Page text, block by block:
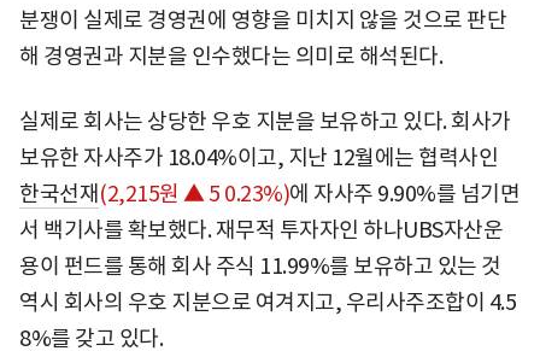
분쟁이 실제로 경영권에 영향을 미치지 않을 것으로 판단
해 경영권과 지분을 인수했다는 의미로 해석된다.
실제로 회사는 상당한 우호 지분을 보유하고 있다. 회사가
보유한 자사주가 18.04%이고, 지난 12월에는 협력사인
한국선재 (2,215원 ▲ 5 0.23%)에 자사주 9.90%를 넘기면
서 백기사를 확보했다. 재무적 투자자인 하나UBS자산운
용이 펀드를 통해 회사 주식 11.99%를 보유하고 있는 것
역시 회사의 우호 지분으로 여겨지고, 우리사주조합이 4.5
8%를 갖고 있다.